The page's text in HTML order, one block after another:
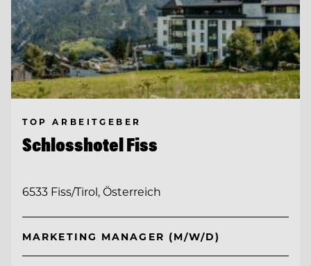
TOP ARBEITGEBER
Schlosshotel Fiss
6533 Fiss/Tirol, Österreich
MARKETING MANAGER (M/W/D)